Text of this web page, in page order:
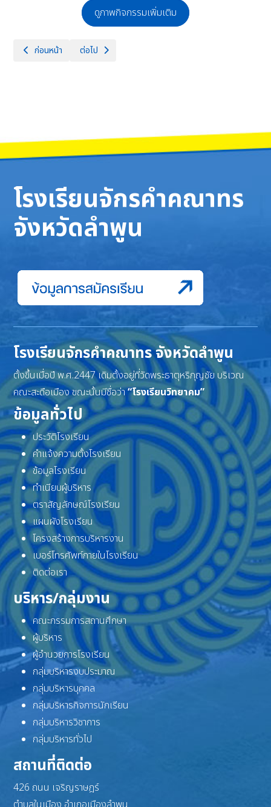
ดูภาพกิจกรรมเพิ่มเติม
เนื้อหาก่อนหน้า: 28 เมษายน 2568 สมาคมศิษย์เก่าจักรคำคณาทร จังหวัด
ก่อนหน้า เนื้อหาถัดไป: "ดำหัวปี๋ใหม่ น้อมใจ๋คารวะ ประจำปี 2568"
ต่อไป
โรงเรียนจักรคำคณาทร
จังหวัดลำพูน
โรงเรียนจักรคำคณาทร จังหวัดลำพูน
ตั้งขึ้นเมื่อปี พ.ศ.2447 เดิมตั้งอยู่ที่วัดพระธาตุหริภุญชัย บริเวณ
คณะสะดือเมือง ขณะนั้นมีชื่อว่า“โรงเรียนวิทยาคม”
ข้อมูลทั่วไป
ประวัติโรงเรียน
คำแจ้งความตั้งโรงเรียน
ข้อมูลโรงเรียน
ทำเนียบผู้บริหาร
ตราสัญลักษณ์โรงเรียน
แผนผังโรงเรียน
โครงสร้างการบริหารงาน
เบอร์โทรศัพท์ภายในโรงเรียน
ติดต่อเรา
บริหาร/กลุ่มงาน
คณะกรรมการสถานศึกษา
ผู้บริหาร
ผู้อำนวยการโรงเรียน
กลุ่มบริหารงบประมาณ
กลุ่มบริหารบุคคล
กลุ่มบริหารกิจการนักเรียน
กลุ่มบริหารวิชาการ
กลุ่มบริหารทั่วไป
สถานที่ติดต่อ
426 ถนน เจริญราษฎร์